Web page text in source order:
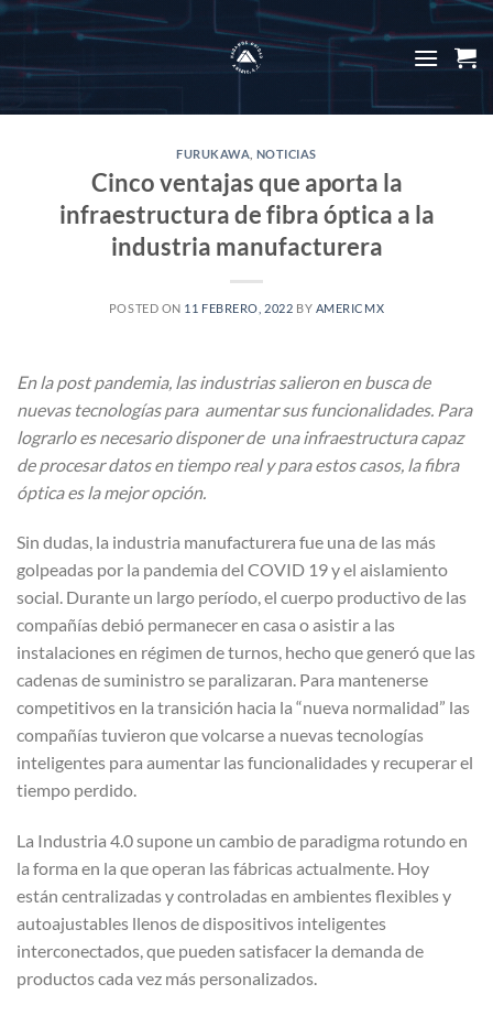
Skip
to
content
FURUKAWA NOTICIAS
Cinco ventajas que aporta la
infraestructura de fibra óptica a la
industria manufacturera
POSTED ON 11 FEBRERO, 2022 BY AMERICMX
En la post pandemia, las industrias salieron en busca de
nuevas tecnologías para aumentar sus funcionalidades. Para
lograrlo es necesario disponer de una infraestructura capaz
de procesar datos en tiempo real y para estos casos, la fibra
óptica es la mejor opción.
Sin dudas, la industria manufacturera fue una de las más
golpeadas por la pandemia del COVID 19 y el aislamiento
social. Durante un largo período, el cuerpo productivo de las
compañías debió permanecer en casa o asistir a las
instalaciones en régimen de turnos, hecho que generó que las
cadenas de suministro se paralizaran. Para mantenerse
competitivos en la transición hacia la “nueva normalidad” las
compañías tuvieron que volcarse a nuevas tecnologías
inteligentes para aumentar las funcionalidades y recuperar el
tiempo perdido.
La Industria 4.0 supone un cambio de paradigma rotundo en
la forma en la que operan las fábricas actualmente. Hoy
están centralizadas y controladas en ambientes flexibles y
autoajustables llenos de dispositivos inteligentes
interconectados, que pueden satisfacer la demanda de
productos cada vez más personalizados.